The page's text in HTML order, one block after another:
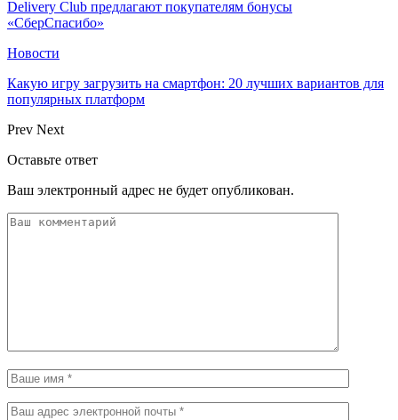
Delivery Club предлагают покупателям бонусы
«СберСпасибо»
Новости
Какую игру загрузить на смартфон: 20 лучших вариантов для
популярных платформ
Prev Next
Оставьте ответ
Ваш электронный адрес не будет опубликован.